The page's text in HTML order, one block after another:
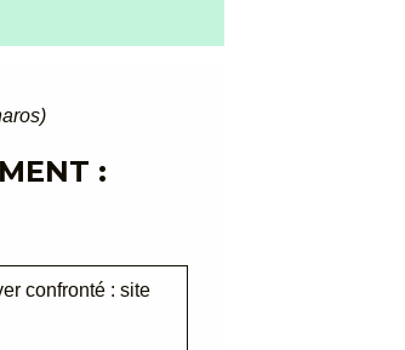
:
confronté : site